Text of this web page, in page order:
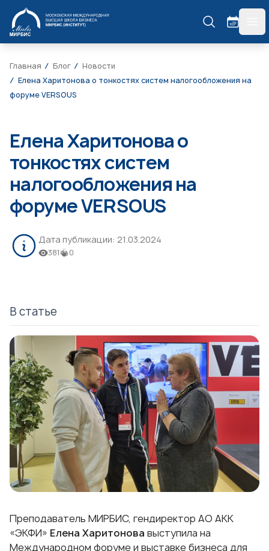
МИРБИС
Главная Блог
Новости
Елена Харитонова о тонкостях систем налогообложения на
форуме VERSOUS
Елена Харитонова о
тонкостях систем
налогообложения на
форуме VERSOUS
Дата публикации: 21.03.2024
381 0
В статье
Преподаватель МИРБИС, гендиректор АО АКК
«ЭКФИ» Елена Харитонова выступила на
Международном форуме и выставке бизнеса для